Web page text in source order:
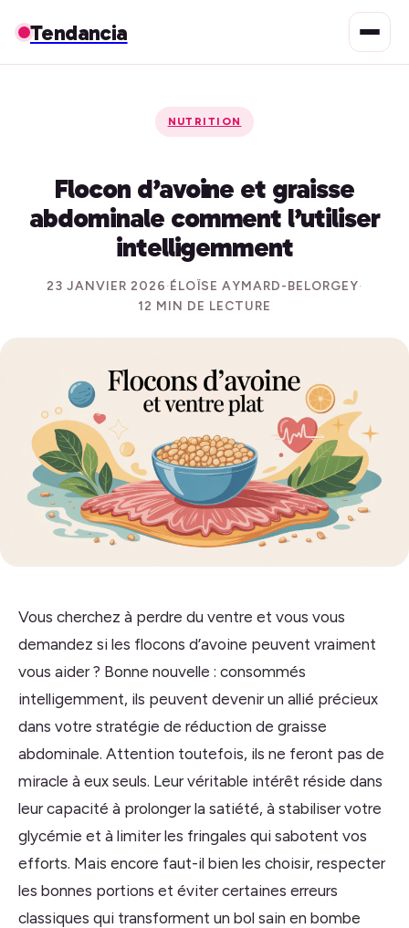
Tendancia
NUTRITION
Flocon d’avoine et graisse
abdominale comment l’utiliser
intelligemment
23 JANVIER 2026·ÉLOÏSE AYMARD-BELORGEY·
12 MIN DE LECTURE
Vous cherchez à perdre du ventre et vous vous
demandez si les flocons d’avoine peuvent vraiment
vous aider ? Bonne nouvelle : consommés
intelligemment, ils peuvent devenir un allié précieux
dans votre stratégie de réduction de graisse
abdominale. Attention toutefois, ils ne feront pas de
miracle à eux seuls. Leur véritable intérêt réside dans
leur capacité à prolonger la satiété, à stabiliser votre
glycémie et à limiter les fringales qui sabotent vos
efforts. Mais encore faut-il bien les choisir, respecter
les bonnes portions et éviter certaines erreurs
classiques qui transforment un bol sain en bombe